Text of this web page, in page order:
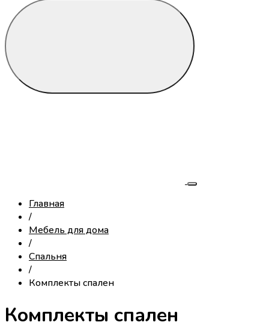
Главная
/
Мебель для дома
/
Спальня
/
Комплекты спален
Комплекты спален